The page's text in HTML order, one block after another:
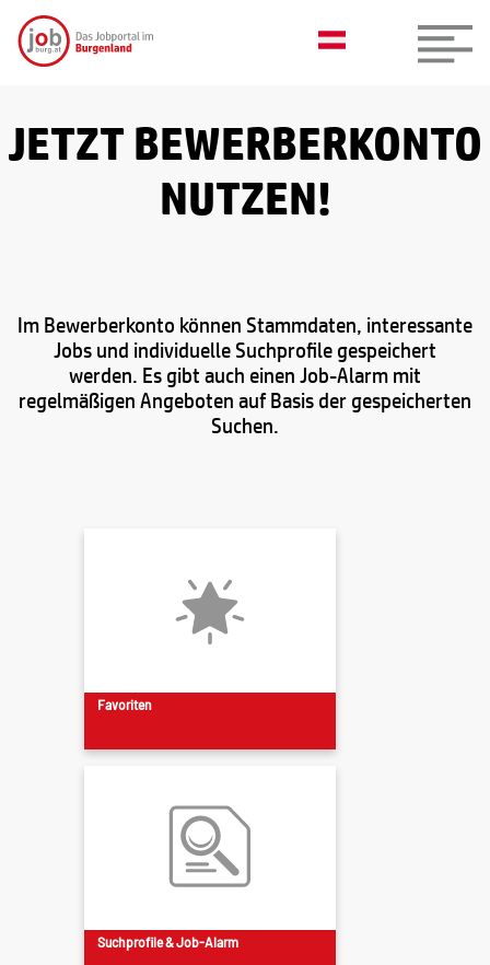
JETZT BEWERBERKONTO
NUTZEN!
Im Bewerberkonto können Stammdaten, interessante
Jobs und individuelle Suchprofile gespeichert
werden. Es gibt auch einen Job-Alarm mit
regelmäßigen Angeboten auf Basis der gespeicherten
Suchen.
Favoriten
Suchprofile & Job-Alarm